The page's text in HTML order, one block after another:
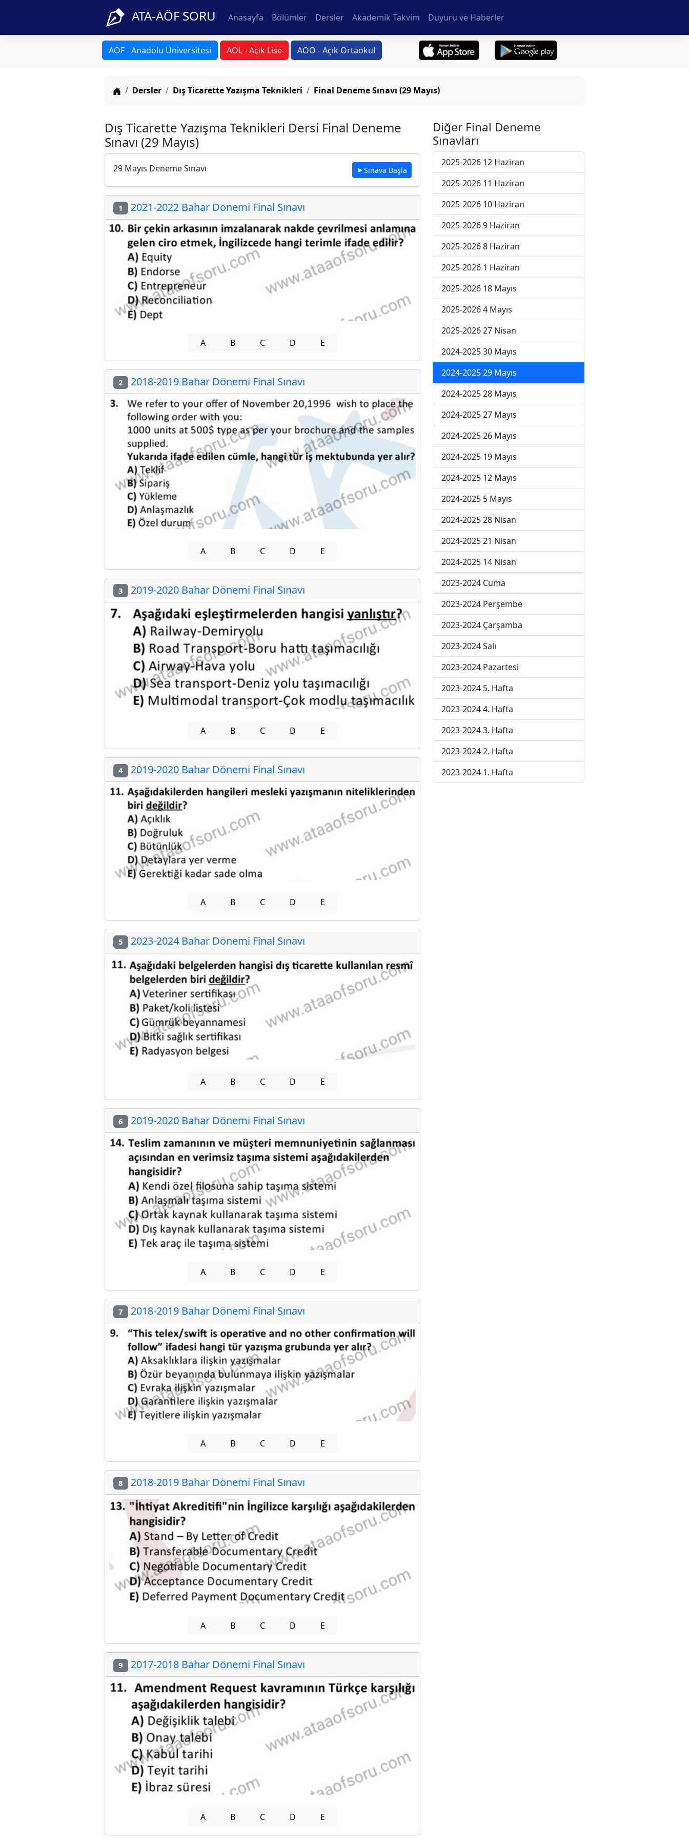
ATA-AÖF SORU Anasayfa Bölümler Dersler Akademik Takvim Duyuru ve Haberler
AÖF - Anadolu Üniversitesi AÖL - Açık Lise AÖO - Açık Ortaokul
Anasayfa
Dersler Dış Ticarette Yazışma Teknikleri Final Deneme Sınavı (29 Mayıs)
Dış Ticarette Yazışma Teknikleri Dersi Final Deneme
Sınavı (29 Mayıs)
29 Mayıs Deneme Sınavı Sınava Başla
1 2021-2022 Bahar Dönemi Final Sınavı
A B C D E
2 2018-2019 Bahar Dönemi Final Sınavı
A B C D E
3 2019-2020 Bahar Dönemi Final Sınavı
A B C D E
4 2019-2020 Bahar Dönemi Final Sınavı
A B C D E
5 2023-2024 Bahar Dönemi Final Sınavı
A B C D E
6 2019-2020 Bahar Dönemi Final Sınavı
A B C D E
7 2018-2019 Bahar Dönemi Final Sınavı
A B C D E
8 2018-2019 Bahar Dönemi Final Sınavı
A B C D E
9 2017-2018 Bahar Dönemi Final Sınavı
A B C D E
Diğer Final Deneme
Sınavları
2025-2026 12 Haziran
2025-2026 11 Haziran
2025-2026 10 Haziran
2025-2026 9 Haziran
2025-2026 8 Haziran
2025-2026 1 Haziran
2025-2026 18 Mayıs
2025-2026 4 Mayıs
2025-2026 27 Nisan
2024-2025 30 Mayıs
2024-2025 29 Mayıs
2024-2025 28 Mayıs
2024-2025 27 Mayıs
2024-2025 26 Mayıs
2024-2025 19 Mayıs
2024-2025 12 Mayıs
2024-2025 5 Mayıs
2024-2025 28 Nisan
2024-2025 21 Nisan
2024-2025 14 Nisan
2023-2024 Cuma
2023-2024 Perşembe
2023-2024 Çarşamba
2023-2024 Salı
2023-2024 Pazartesi
2023-2024 5. Hafta
2023-2024 4. Hafta
2023-2024 3. Hafta
2023-2024 2. Hafta
2023-2024 1. Hafta